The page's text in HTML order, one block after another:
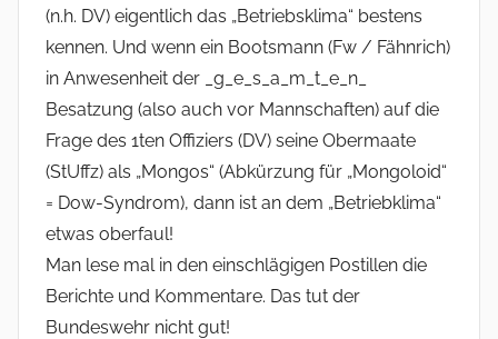
(n.h. DV) eigentlich das „Betriebsklima“ bestens
kennen. Und wenn ein Bootsmann (Fw / Fähnrich)
in Anwesenheit der _g_e_s_a_m_t_e_n_
Besatzung (also auch vor Mannschaften) auf die
Frage des 1ten Offiziers (DV) seine Obermaate
(StUffz) als „Mongos“ (Abkürzung für „Mongoloid“
= Dow-Syndrom), dann ist an dem „Betriebklima“
etwas oberfaul!
Man lese mal in den einschlägigen Postillen die
Berichte und Kommentare. Das tut der
Bundeswehr nicht gut!